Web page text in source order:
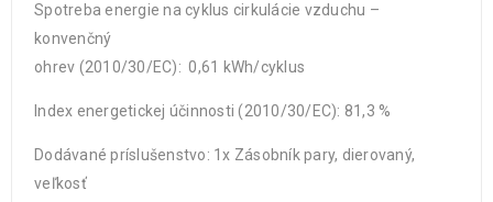
Spotreba energie na cyklus cirkulácie vzduchu –
konvenčný
ohrev (2010/30/EC): 0,61 kWh/cyklus
Index energetickej účinnosti (2010/30/EC): 81,3 %
Dodávané príslušenstvo: 1x Zásobník pary, dierovaný,
veľkosť